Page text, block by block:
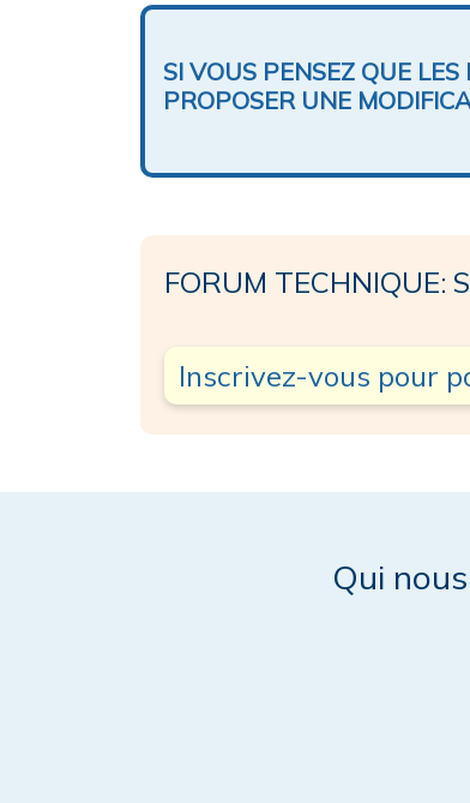
SI VOUS PENSEZ QUE
PROPOSER UNE
FORUM TECHNIQUE:
Inscrivez-vous pour
Qui